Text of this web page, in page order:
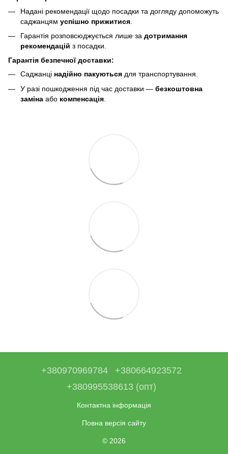
Надані рекомендації щодо посадки та догляду допоможуть
саджанцям успішно прижитися
Гарантія розповсюджується лише за дотримання
рекомендацій з посадки.
Гарантія безпечної доставки:
Саджанці надійно пакуються для транспортування.
У разі пошкодження під час доставки — безкоштовна
заміна або компенсація
+380970969784
+380664923572
+380995538613 (опт)
Контактна інформація
Повна версія сайту
© 2026